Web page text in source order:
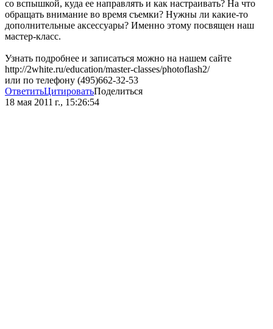
со вспышкой, куда ее направлять и как настраивать? На что
обращать внимание во время съемки? Нужны ли какие-то
дополнительные аксессуары? Именно этому посвящен наш
мастер-класс.
Узнать подробнее и записаться можно на нашем сайте
http://2white.ru/education/master-classes/photoflash2/
или по телефону (495)662-32-53
ОтветитьЦитироватьПоделиться
18 мая 2011 г., 15:26:54